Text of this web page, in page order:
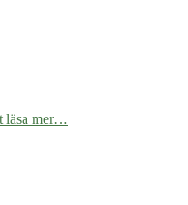
läsa mer…